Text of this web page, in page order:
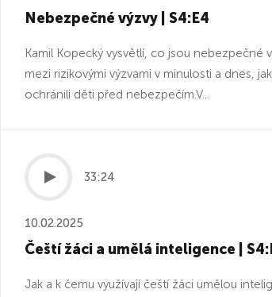
Nebezpečné výzvy | S4:E4
Kamil Kopecký vysvětlí, co jsou nebezpečné
mezi rizikovými výzvami v minulosti a dnes,
ochránili děti před nebezpečím.V...
33:24
10.02.2025
Čeští žáci a umělá inteligence |
Jak a k čemu využívají čeští žáci umělou